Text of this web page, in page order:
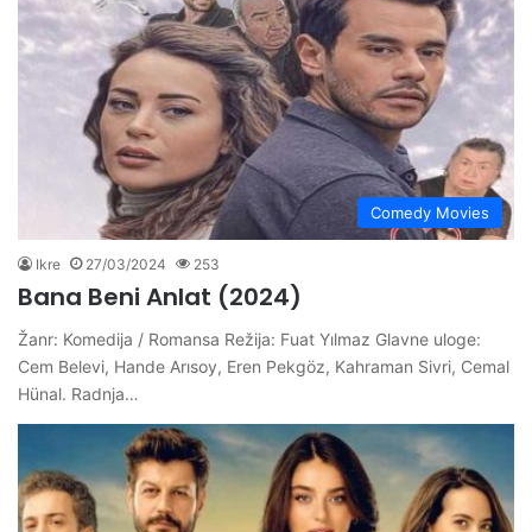
Comedy Movies
Ikre 27/03/2024 253
Bana Beni Anlat (2024)
Žanr: Komedija / Romansa Režija: Fuat Yılmaz Glavne uloge:
Cem Belevi, Hande Arısoy, Eren Pekgöz, Kahraman Sivri, Cemal
Hünal. Radnja…